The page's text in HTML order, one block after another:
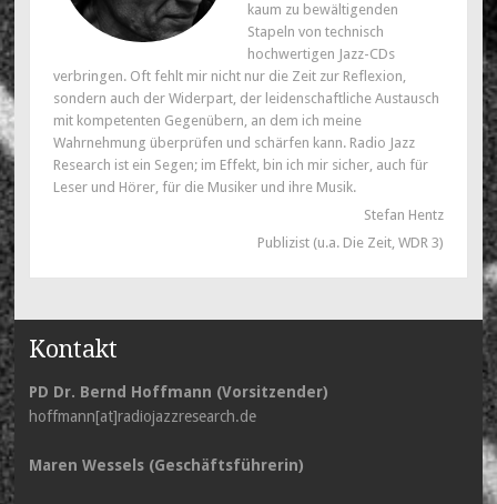
kaum zu bewältigenden
Stapeln von technisch
hochwertigen Jazz-CDs
verbringen. Oft fehlt mir nicht nur die Zeit zur Reflexion,
sondern auch der Widerpart, der leidenschaftliche Austausch
mit kompetenten Gegenübern, an dem ich meine
Wahrnehmung überprüfen und schärfen kann. Radio Jazz
Research ist ein Segen; im Effekt, bin ich mir sicher, auch für
Leser und Hörer, für die Musiker und ihre Musik.
Stefan Hentz
Publizist (u.a. Die Zeit, WDR 3)
Kontakt
PD Dr. Bernd Hoffmann (Vorsitzender)
hoffmann[at]radiojazzresearch.de
Maren Wessels (Geschäftsführerin)